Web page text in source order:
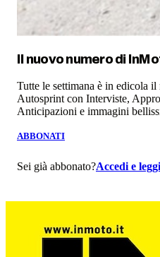
Il nuovo numero di
Tutte le settimana è in edicola
Autosprint con Interviste,
Anticipazioni e immagini
ABBONATI
Sei già abbonato?Accedi e leggi